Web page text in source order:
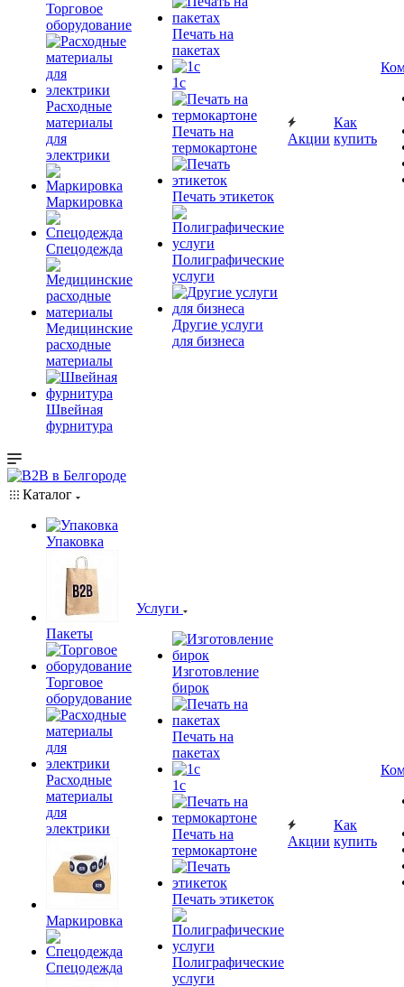
Торговое
оборудование
Расходные
материалы
для
электрики
Маркировка
Спецодежда
Медицинские
расходные
материалы
Швейная
фурнитура
Печать на
пакетах
1c
Печать на
термокартоне
Печать этикеток
Полиграфические
услуги
Другие услуги
для бизнеса
Акции
Как
купить
Каталог
Упаковка
Пакеты
Торговое
оборудование
Расходные
материалы
для
электрики
Маркировка
Спецодежда
Услуги
Изготовление
бирок
Печать на
пакетах
1c
Печать на
термокартоне
Печать этикеток
Полиграфические
услуги
Акции
Как
купить